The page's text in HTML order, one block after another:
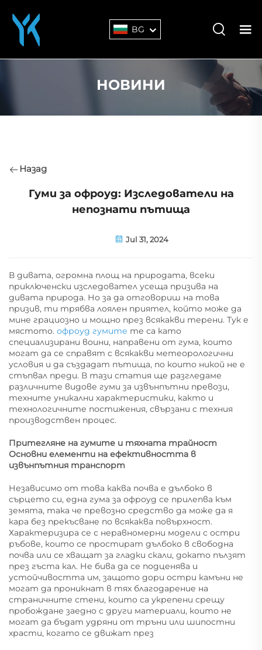
BG
НОВИНИ
Назад
Гуми за офроуд: Изследователи на
непознати пътища
Jul 31, 2024
В дивата, огромна площ на природата, всеки
приключенски изследовател усеща призива на
дивата природа. Но за да отговориш на това
призив, ти трябва лоялен приятел, който може да
мине грациозно и мощно през всякакви терени. Тук е
мястото. офроуд гумите те са като
специализирани воини, направени от гума, които
могат да се справят с всякакви метеорологични
условия и да създадат пътища, по които никой не е
стъпвал преди. В тази статия ще разгледаме
различните видове гуми за извънпътни превози,
техните уникални характеристики, както и
технологичните постижения, свързани с техния
производствен процес.
Притегляне на гумите и тяхната трайност
Основни елементи на ефективността в
извънпътния транспорт
Независимо от това каква почва е дълбоко в
сърцето си, една гума за офроуд се прилепва към
земята, така че превозно средство да може да я
кара без прекъсване по всякаква повърхност.
Характеризира се с неравномерни модели с остри
ръбове, които се простират дълбоко в свободна
почва или се хващат за гладки скали, докато пълзят
през гъста кал. Не бива да се подценява и
устойчивостта им, защото дори остри камъни не
могат да проникнат в тях благодарение на
страничните стени, които са укрепени срещу
пробождане заедно с други материали, които не
могат да бъдат удряни от тръни или шипостни
храсти, когато се движат през